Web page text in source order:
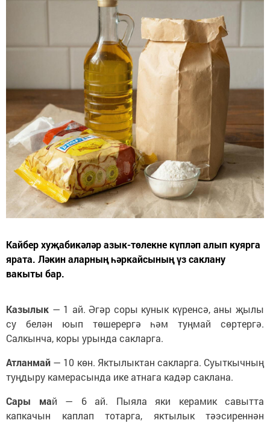
Кайбер хуҗабикәләр азык-төлекне күпләп алып куярга
ярата. Ләкин аларның һәркайсының үз саклану
вакыты бар.
Казылык — 1 ай. Әгәр соры кунык күренсә, аны җылы
су белән юып төшерергә һәм туңмай сөртергә.
Салкынча, коры урында сакларга.
Атланмай — 10 көн. Яктылыктан сакларга. Суыткычның
туңдыру камерасында ике атнага кадәр саклана.
Сары май — 6 ай. Пыяла яки керамик савытта
капкачын каплап тотарга, яктылык тәэсиреннән